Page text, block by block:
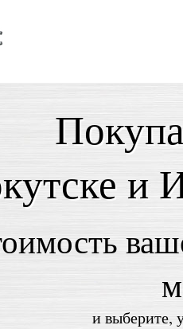
и
и выберите,